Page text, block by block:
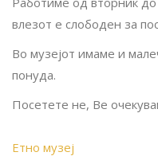
влезот е слободен за
Во музејот имаме и
понуда.
Посетете не, Ве
Етно музеј